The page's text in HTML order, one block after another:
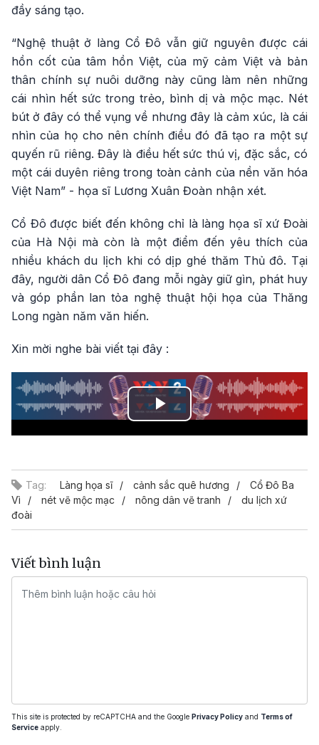
đầy sáng tạo.
“Nghệ thuật ở làng Cổ Đô vẫn giữ nguyên được cái
hồn cốt của tâm hồn Việt, của mỹ cảm Việt và bản
thân chính sự nuôi dưỡng này cũng làm nên những
cái nhìn hết sức trong trẻo, bình dị và mộc mạc. Nét
bút ở đây có thể vụng về nhưng đây là cảm xúc, là cái
nhìn của họ cho nên chính điều đó đã tạo ra một sự
quyến rũ riêng. Đây là điều hết sức thú vị, đặc sắc, có
một cái duyên riêng trong toàn cảnh của nền văn hóa
Việt Nam” - họa sĩ Lương Xuân Đoàn nhận xét.
Cổ Đô được biết đến không chỉ là làng họa sĩ xứ Đoài
của Hà Nội mà còn là một điểm đến yêu thích của
nhiều khách du lịch khi có dịp ghé thăm Thủ đô. Tại
đây, người dân Cổ Đô đang mỗi ngày giữ gìn, phát huy
và góp phần lan tỏa nghệ thuật hội họa của Thăng
Long ngàn năm văn hiến.
Xin mời nghe bài viết tại đây :
Play
Tag: Làng họa sĩ cảnh sắc quê hương
Cổ Đô Ba
Vì
nét vẽ mộc mạc nông dân vẽ tranh
du lịch xứ
đoài
Viết bình luận
This site is protected by reCAPTCHA and the Google Privacy Policy and Terms of
Service apply.